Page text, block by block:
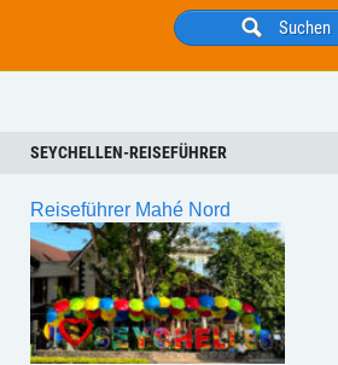
SEYCHELLEN-REISEFÜHRER
Reiseführer Mahé Nord